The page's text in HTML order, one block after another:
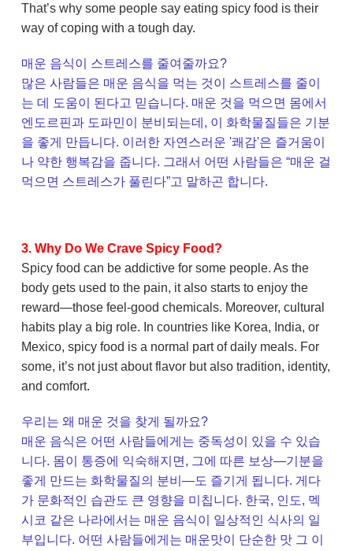
That’s why some people say eating spicy food is their
way of coping with a tough day.
매운 음식이 스트레스를 줄여줄까요?
많은 사람들은 매운 음식을 먹는 것이 스트레스를 줄이
는 데 도움이 된다고 믿습니다. 매운 것을 먹으면 몸에서
엔도르핀과 도파민이 분비되는데, 이 화학물질들은 기분
을 좋게 만듭니다. 이러한 자연스러운 '쾌감'은 즐거움이
나 약한 행복감을 줍니다. 그래서 어떤 사람들은 “매운 걸
먹으면 스트레스가 풀린다”고 말하곤 합니다.
3. Why Do We Crave Spicy Food?
Spicy food can be addictive for some people. As the
body gets used to the pain, it also starts to enjoy the
reward—those feel-good chemicals. Moreover, cultural
habits play a big role. In countries like Korea, India, or
Mexico, spicy food is a normal part of daily meals. For
some, it’s not just about flavor but also tradition, identity,
and comfort.
우리는 왜 매운 것을 찾게 될까요?
매운 음식은 어떤 사람들에게는 중독성이 있을 수 있습
니다. 몸이 통증에 익숙해지면, 그에 따른 보상—기분을
좋게 만드는 화학물질의 분비—도 즐기게 됩니다. 게다
가 문화적인 습관도 큰 영향을 미칩니다. 한국, 인도, 멕
시코 같은 나라에서는 매운 음식이 일상적인 식사의 일
부입니다. 어떤 사람들에게는 매운맛이 단순한 맛 그 이